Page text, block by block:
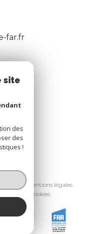
far.fr
Mentions légales
Cookies
site
des
des
!